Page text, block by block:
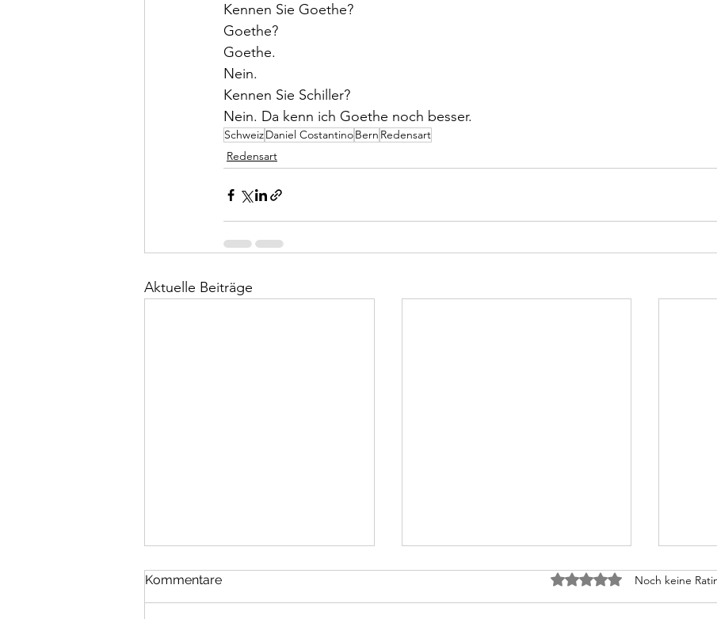
Kennen Sie Goethe?
Goethe?
Goethe.
Nein.
Kennen Sie Schiller?
Nein. Da kenn ich Goethe noch besser.
SchweizDaniel CostantinoBern Redensart
Redensart
Aktuelle Beiträge
Epigramm
Die klügste Erkenntnis in einem
Leben und leben lassen
Leben, hört man immer wieder,
Der
Der
Kommentare Mit 0 von 5 Sternen
Noch keine